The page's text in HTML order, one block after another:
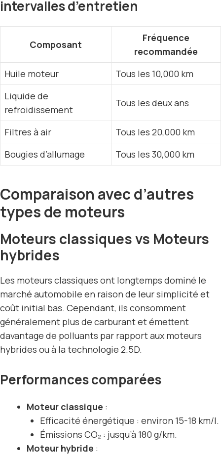
intervalles d’entretien
Composant
Fréquence
recommandée
Huile moteur
Tous les 10,000 km
Liquide de
refroidissement
Tous les deux ans
Filtres à air
Tous les 20,000 km
Bougies d’allumage
Tous les 30,000 km
Comparaison avec d’autres
types de moteurs
Moteurs classiques vs Moteurs
hybrides
Les moteurs classiques ont longtemps dominé le
marché automobile en raison de leur simplicité et
coût initial bas. Cependant, ils consomment
généralement plus de carburant et émettent
davantage de polluants par rapport aux moteurs
hybrides ou à la technologie 2.5D.
Performances comparées
Moteur classique :
Efficacité énergétique : environ 15-18 km/l.
Émissions CO₂ : jusqu’à 180 g/km.
Moteur hybride :